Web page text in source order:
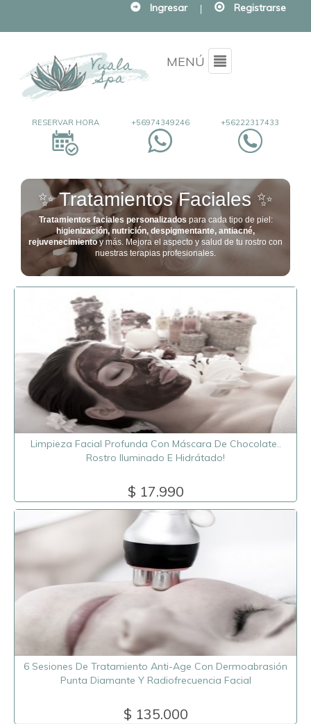
Ingresar | Registrarse
MENÚ Menu
+56222317433
+56974349246
RESERVAR HORA
✨ Tratamientos Faciales ✨
Tratamientos faciales personalizados para cada tipo de piel:
higienización, nutrición, despigmentante, antiacné,
rejuvenecimientoy más. Mejora el aspecto y salud de tu rostro con
nuestras terapias profesionales.
Limpieza Facial Profunda Con Máscara De Chocolate..
Rostro Iluminado E Hidrátado!
$ 17.990
6 Sesiones De Tratamiento Anti-Age Con Dermoabrasión
Punta Diamante Y Radiofrecuencia Facial
$ 135.000